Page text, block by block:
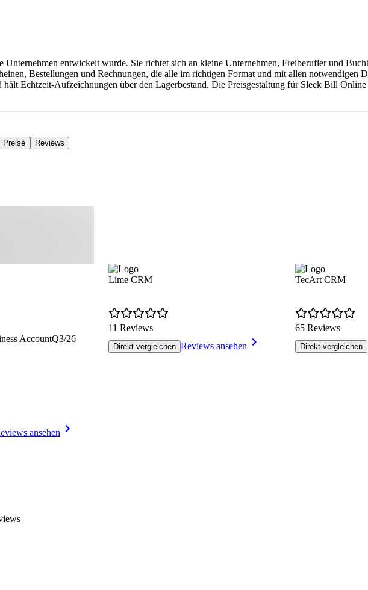
Unternehmen entwickelt wurde. Sie richtet sich an kleine Unternehmen, Freiberufler und
Bestellungen und Rechnungen, die alle im richtigen Format und mit allen notwendigen
hält Echtzeit-Aufzeichnungen über den Lagerbestand. Die Preisgestaltung für Sleek Bill
Preise Reviews
AccountQ3/26
ansehen
Lime CRM
11 Reviews
Direkt vergleichen Reviews ansehen
TecArt CRM
65 Reviews
Direkt vergleichen